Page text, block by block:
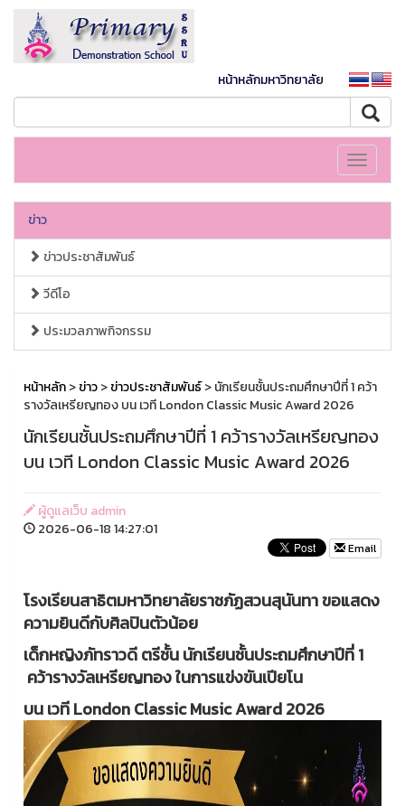
หน้าหลักมหาวิทยาลัย
Toggle
ข่าว
ข่าวประชาสัมพันธ์
วีดีโอ
ประมวลภาพกิจกรรม
หน้าหลัก>ข่าว>ข่าวประชาสัมพันธ์> นักเรียนชั้นประถมศึกษาปีที่ 1 คว้า
รางวัลเหรียญทอง บน เวที London Classic Music Award 2026
นักเรียนชั้นประถมศึกษาปีที่ 1 คว้ารางวัลเหรียญทอง
บน เวที London Classic Music Award 2026
ผู้ดูแลเว็บ admin
2026-06-18 14:27:01
Email
โรงเรียนสาธิตมหาวิทยาลัยราชภัฏสวนสุนันทา ขอแสดง
ความยินดีกับศิลปินตัวน้อย
เด็กหญิงภัทราวดี ตรีชั้น นักเรียนชั้นประถมศึกษาปีที่ 1
คว้ารางวัลเหรียญทอง ในการแข่งขันเปียโน
บน เวที London Classic Music Award 2026